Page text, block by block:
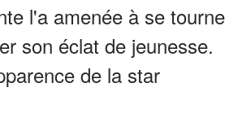
l'a amenée à se
son éclat de jeunesse.
de la star